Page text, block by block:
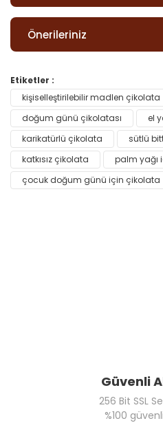
Önerileriniz
Etiketler :
kişiselleştirilebilir madlen çikolata
doğum günü çikolatası
el
karikatürlü çikolata
sütlü
katkısız çikolata
palm yağı
çocuk doğum günü için çikolata
Güvenli
256 Bit SSL
%100